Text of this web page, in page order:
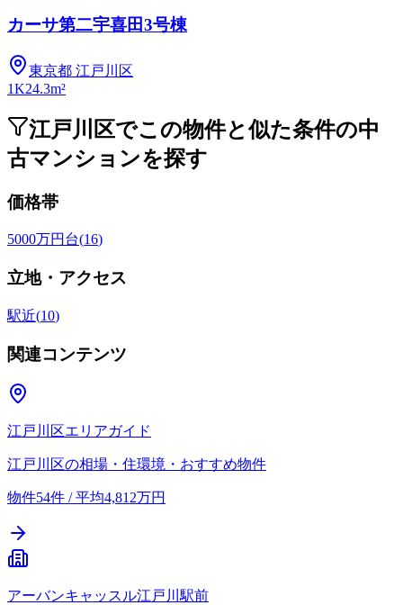
カーサ第二宇喜田3号棟
東京都 江戸川区
1K24.3m²
江戸川区でこの物件と似た条件の中
古マンションを探す
価格帯
5000万円台(16)
立地・アクセス
駅近(10)
関連コンテンツ
江戸川区エリアガイド
江戸川区の相場・住環境・おすすめ物件
物件54件 / 平均4,812万円
アーバンキャッスル江戸川駅前